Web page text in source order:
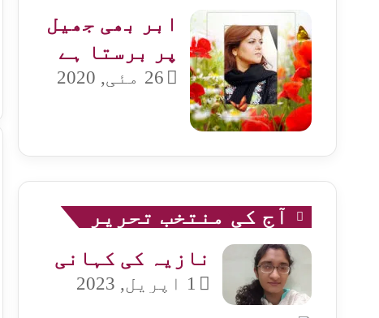
ابر بھی جھیل
پر برستا ہے
26 مئی, 2020
آج کی منتخب تحریر
نازیہ کی کہانی
1 اپریل, 2023